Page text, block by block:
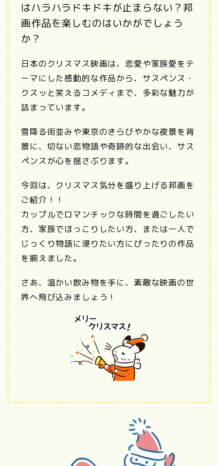
はハラハラドキドキが止まらない？邦
画作品を楽しむのはいかがでしょう
か？
日本のクリスマス映画は、恋愛や家族愛をテ
ーマにした感動的な作品から、サスペンス・
クスッと笑えるコメディまで、多彩な魅力が
詰まっています。
雪降る街並みや東京のきらびやかな夜景を背
景に、切ない恋物語や奇跡的な出会い、サス
ペンスが心を揺さぶります。
今回は、クリスマス気分を盛り上げる邦画を
ご紹介！！
カップルでロマンチックな時間を過ごしたい
方、家族でほっこりしたい方、または一人で
じっくり物語に浸りたい方にぴったりの作品
を揃えました。
さあ、温かい飲み物を手に、素敵な映画の世
界へ飛び込みましょう！